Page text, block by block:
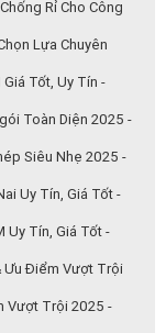
Rỉ Cho Công
Lựa Chuyên
Tốt, Uy Tín -
Toàn Diện 2025 -
Siêu Nhẹ 2025 -
Uy Tín, Giá Tốt -
Uy Tín, Giá Tốt -
Ưu Điểm Vượt Trội
Vượt Trội 2025 -